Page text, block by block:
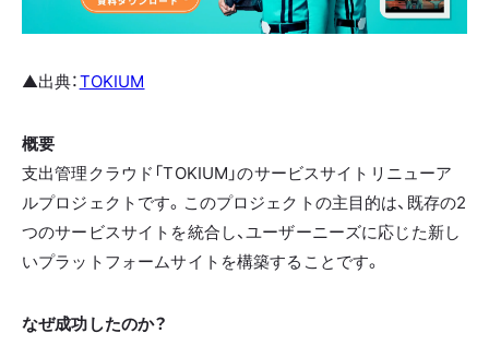
▲出典：TOKIUM
概要
支出管理クラウド「TOKIUM」のサービスサイトリニューア
ルプロジェクトです。このプロジェクトの主目的は、既存の2
つのサービスサイトを統合し、ユーザーニーズに応じた新し
いプラットフォームサイトを構築することです。
なぜ成功したのか？